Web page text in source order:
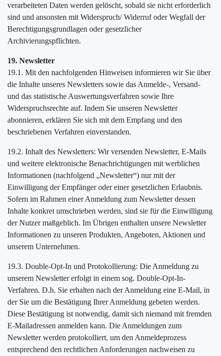
verarbeiteten Daten werden gelöscht, sobald sie nicht erforderlich
sind und ansonsten mit Widerspruch/ Widerruf oder Wegfall der
Berechtigungsgrundlagen oder gesetzlicher
Archivierungspflichten.
19. Newsletter
19.1. Mit den nachfolgenden Hinweisen informieren wir Sie über
die Inhalte unseres Newsletters sowie das Anmelde-, Versand-
und das statistische Auswertungsverfahren sowie Ihre
Widerspruchsrechte auf. Indem Sie unseren Newsletter
abonnieren, erklären Sie sich mit dem Empfang und den
beschriebenen Verfahren einverstanden.
19.2. Inhalt des Newsletters: Wir versenden Newsletter, E-Mails
und weitere elektronische Benachrichtigungen mit werblichen
Informationen (nachfolgend „Newsletter“) nur mit der
Einwilligung der Empfänger oder einer gesetzlichen Erlaubnis.
Sofern im Rahmen einer Anmeldung zum Newsletter dessen
Inhalte konkret umschrieben werden, sind sie für die Einwilligung
der Nutzer maßgeblich. Im Übrigen enthalten unsere Newsletter
Informationen zu unseren Produkten, Angeboten, Aktionen und
unserem Unternehmen.
19.3. Double-Opt-In und Protokollierung: Die Anmeldung zu
unserem Newsletter erfolgt in einem sog. Double-Opt-In-
Verfahren. D.h. Sie erhalten nach der Anmeldung eine E-Mail, in
der Sie um die Bestätigung Ihrer Anmeldung gebeten werden.
Diese Bestätigung ist notwendig, damit sich niemand mit fremden
E-Mailadressen anmelden kann. Die Anmeldungen zum
Newsletter werden protokolliert, um den Anmeldeprozess
entsprechend den rechtlichen Anforderungen nachweisen zu